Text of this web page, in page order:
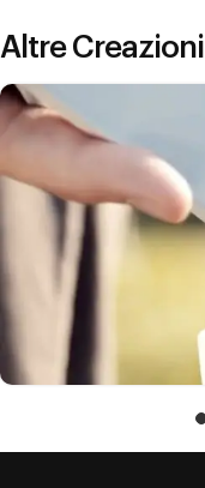
Altre Creazioni